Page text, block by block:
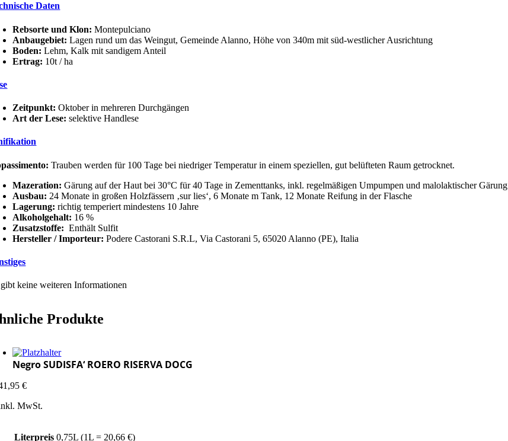
Daten
Rebsorte und Klon:Montepulciano
Anbaugebiet: Lagen rund um das Weingut, Gemeinde Alanno, Höhe von 340m mit süd-westlicher Ausrichtung
Boden: Lehm, Kalk mit sandigem Anteil
Ertrag: 10t / ha
Zeitpunkt:Oktober in mehreren Durchgängen
Art der Lese: selektive Handlese
Trauben werden für 100 Tage bei niedriger Temperatur in einem speziellen, gut belüfteten Raum getrocknet.
Mazeration: Gärung auf der Haut bei 30°C für 40 Tage in Zementtanks, inkl. regelmäßigen Umpumpen und malolaktischer Gärung
Ausbau: 24 Monate in großen Holzfässern ‚sur lies‘, 6 Monate m Tank, 12 Monate Reifung in der Flasche
Lagerung: richtig temperiert mindestens 10 Jahre
Alkoholgehalt: 16 %
Zusatzstoffe:Enthält Sulfit
Hersteller / Importeur:Podere Castorani S.R.L, Via Castorani 5, 65020 Alanno (PE), Italia
keine weiteren Informationen
Produkte
Negro SUDISFA‘ ROERO RISERVA DOCG
€
MwSt.
Literpreis 0,75L (1L = 20,66 €)